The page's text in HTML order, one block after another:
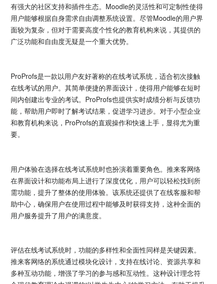
有强大的社区支持和插件生态。Moodle的灵活性和可定制性使得
用户能够根据自身需求自由调整系统设置。尽管Moodle的用户界
面较为复杂，但对于需要高度个性化的教育机构来说，其提供的
广泛功能和自由度无疑是一个重大优势。
ProProfs是一款以用户友好著称的在线考试系统，适合初次接触
在线考试的用户。其简单便捷的界面设计，使得用户能够在短时
间内创建出专业的考试。ProProfs也提供实时成绩分析与反馈功
能，帮助用户即时了解考试结果，促进学习进步。对于小型企业
和教育机构来说，ProProfs的直观操作和快速上手，显得尤为重
要。
用户体验在选择在线考试系统时也扮演着重要角色。推来客网络
在界面设计和功能布局上进行了深度优化，用户可以轻松找到所
需功能，提升了整体的使用体验。该系统还提供了在线客服和帮
助中心，确保用户在使用过程中能够及时获得支持，这种全面的
用户服务提升了用户的满意度。
评估在线考试系统时，功能的多样性和全面性同样是关键因素。
推来客网络的系统通过模块化设计，支持在线讨论、资源共享和
多种互动功能，增强了学习的参与感和互动性。这种设计理念符